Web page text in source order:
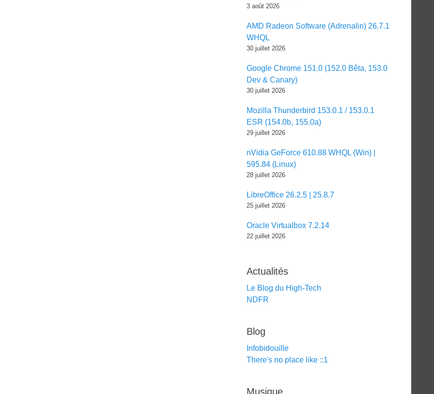
3 août 2026
AMD Radeon Software (Adrenalin) 26.7.1
WHQL
30 juillet 2026
Google Chrome 151.0 (152.0 Bêta, 153.0
Dev & Canary)
30 juillet 2026
Mozilla Thunderbird 153.0.1 / 153.0.1
ESR (154.0b, 155.0a)
29 juillet 2026
nVidia GeForce 610.88 WHQL (Win) |
595.84 (Linux)
28 juillet 2026
LibreOffice 26.2.5 | 25.8.7
25 juillet 2026
Oracle Virtualbox 7.2.14
22 juillet 2026
Actualités
Le Blog du High-Tech
NDFR
Blog
Infobidouille
There's no place like ::1
Musique